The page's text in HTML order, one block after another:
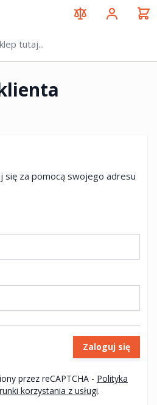
się za pomocą swojego adresu
Zaloguj się
przez reCAPTCHA - Polityka
korzystania z usługi.